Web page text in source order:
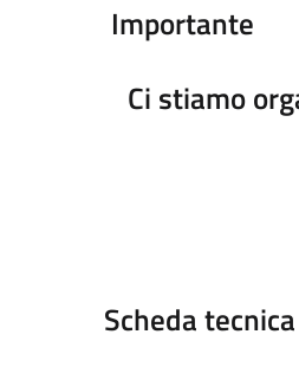
Importante
Ci stiamo
Scheda tecnica